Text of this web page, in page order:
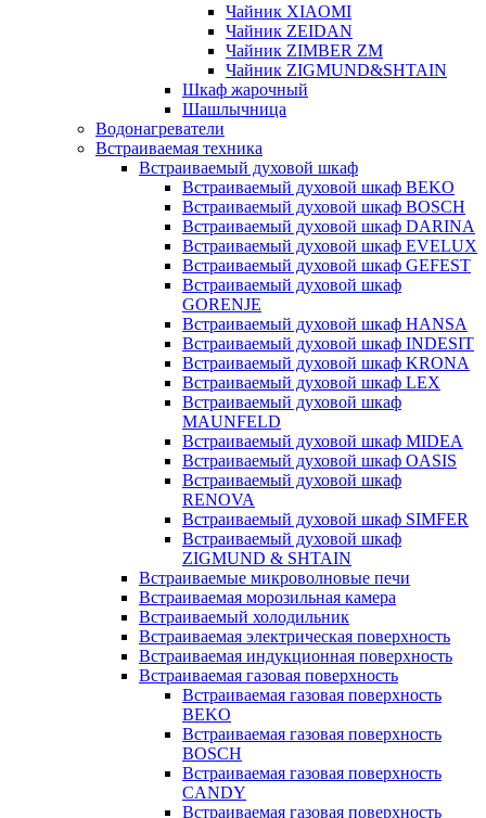
Чайник XIAOMI
Чайник ZEIDAN
Чайник ZIMBER ZM
Чайник ZIGMUND&SHTAIN
Шкаф жарочный
Шашлычница
Водонагреватели
Встраиваемая техника
Встраиваемый духовой шкаф
Встраиваемый духовой шкаф BEKO
Встраиваемый духовой шкаф BOSCH
Встраиваемый духовой шкаф DARINA
Встраиваемый духовой шкаф EVELUX
Встраиваемый духовой шкаф GEFEST
Встраиваемый духовой шкаф
GORENJE
Встраиваемый духовой шкаф HANSA
Встраиваемый духовой шкаф INDESIT
Встраиваемый духовой шкаф KRONA
Встраиваемый духовой шкаф LEX
Встраиваемый духовой шкаф
MAUNFELD
Встраиваемый духовой шкаф MIDEA
Встраиваемый духовой шкаф OASIS
Встраиваемый духовой шкаф
RENOVA
Встраиваемый духовой шкаф SIMFER
Встраиваемый духовой шкаф
ZIGMUND & SHTAIN
Встраиваемые микроволновые печи
Встраиваемая морозильная камера
Встраиваемый холодильник
Встраиваемая электрическая поверхность
Встраиваемая индукционная поверхность
Встраиваемая газовая поверхность
Встраиваемая газовая поверхность
BEKO
Встраиваемая газовая поверхность
BOSCH
Встраиваемая газовая поверхность
CANDY
Встраиваемая газовая поверхность